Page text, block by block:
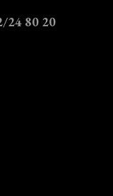
24 80 20